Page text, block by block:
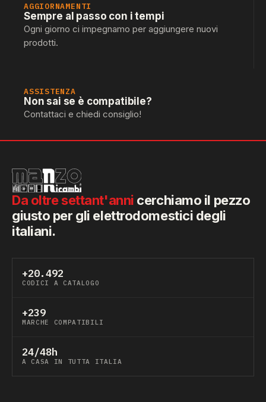
AGGIORNAMENTI
Sempre al passo con i tempi
Ogni giorno ci impegnamo per aggiungere nuovi
prodotti.
ASSISTENZA
Non sai se è compatibile?
Contattaci e chiedi consiglio!
Da oltre settant'anni cerchiamo il pezzo
giusto per gli elettrodomestici degli
italiani.
+20.492
CODICI A CATALOGO
+239
MARCHE COMPATIBILI
24/48h
A CASA IN TUTTA ITALIA